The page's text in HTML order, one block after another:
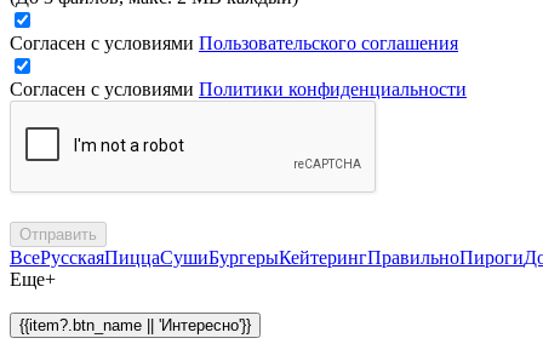
Согласен с условиями Пользовательского соглашения
Согласен с условиями Политики конфиденциальности
Отправить
ВсеРусскаяПиццаСушиБургерыКейтерингПравильноПироги
Еще+
{{item?.btn_name || 'Интересно'}}